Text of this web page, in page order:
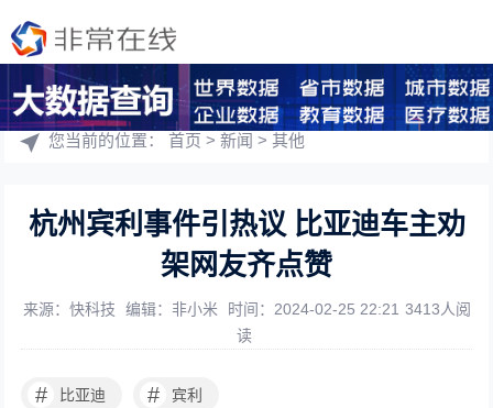
您当前的位置：首页 >新闻 >其他
杭州宾利事件引热议 比亚迪车主劝
架网友齐点赞
来源：快科技 编辑：非小米 时间：2024-02-25 22:21 3413人阅
读
# 比亚迪 # 宾利